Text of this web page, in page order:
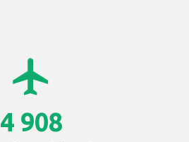
airplanemode_active
4 908